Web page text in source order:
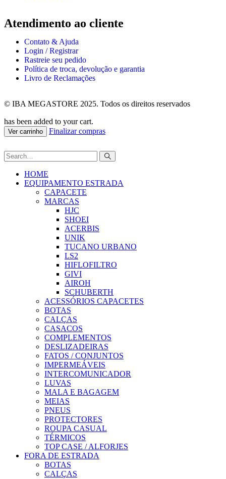
Atendimento ao cliente
Contato & Ajuda
Login / Registrar
Rastreie seu pedido
Política de troca, devolução e garantia
Livro de Reclamações
© IBA MEGASTORE 2025. Todos os direitos reservados
has been added to your cart.
Ver carrinho Finalizar compras
HOME
EQUIPAMENTO ESTRADA
CAPACETE
MARCAS
HJC
SHOEI
ACERBIS
UNIK
TUCANO URBANO
LS2
HIFLOFILTRO
GIVI
AIROH
SCHUBERTH
ACESSÓRIOS CAPACETES
BOTAS
CALÇAS
CASACOS
COMPLEMENTOS
DESLIZADEIRAS
FATOS / CONJUNTOS
IMPERMEÁVEIS
INTERCOMUNICADOR
LUVAS
MALA E BAGAGEM
MEIAS
PNEUS
PROTECTORES
ROUPA CASUAL
TÉRMICOS
TOP CASE / ALFORJES
FORA DE ESTRADA
BOTAS
CALÇAS